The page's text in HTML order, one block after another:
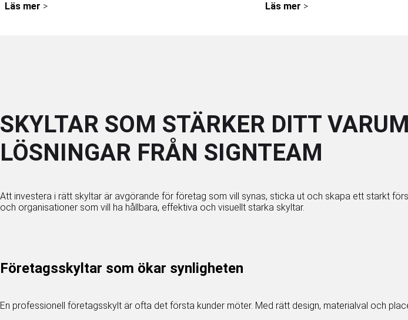
Läs mer >
Läs mer >
SKYLTAR SOM STÄRKER DITT
LÖSNINGAR FRÅN SIGNTEAM
Att investera i rätt skyltar är avgörande för företag som vill synas, sticka ut och skapa ett starkt
och organisationer som vill ha hållbara, effektiva och visuellt starka skyltar.
Företagsskyltar som ökar synligheten
En professionell företagsskylt är ofta det första kunder möter. Med rätt design, materialval och